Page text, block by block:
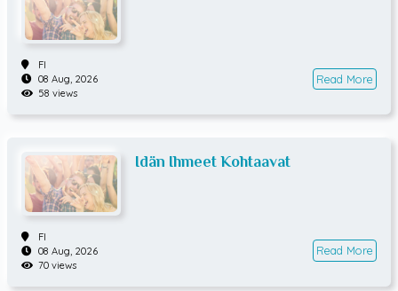
FI
08 Aug, 2026
58 views
Read More
Idän Ihmeet Kohtaavat
FI
08 Aug, 2026
70 views
Read More